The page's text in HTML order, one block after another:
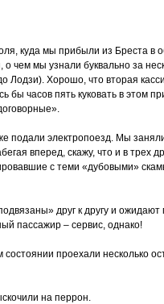
куда мы прибыли из Бреста в
чем мы узнали буквально за
Лодзи). Хорошо, что вторая
часов пять куковать в этом
электропоезд. Мы
вперед, скажу, что и в трех
с теми «дубовыми»
друг к другу и
пассажир – сервис, однако!
проехали несколько
на перрон.